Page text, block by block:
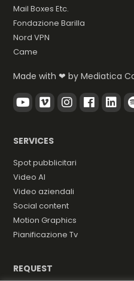
Mail Boxes Etc.
Fondazione Barilla
Nord VPN
Came
Made with ❤ byMediatica
SERVICES
Spot pubblicitari
Video AI
Video aziendali
Social content
Motion Graphics
Pianificazione Tv
REQUEST